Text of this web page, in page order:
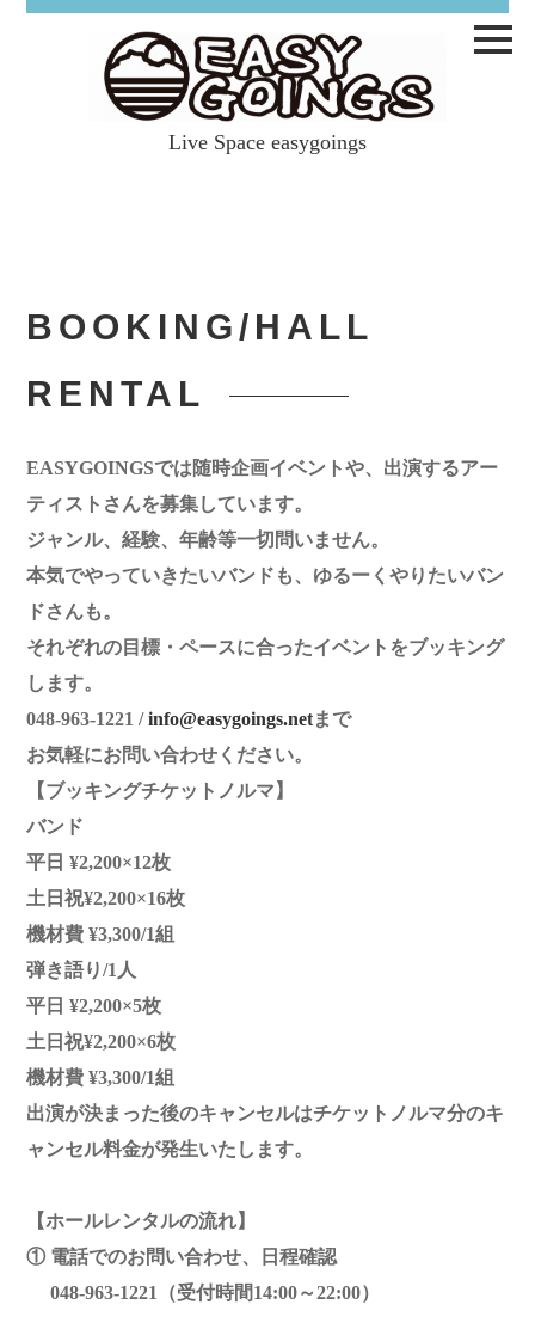
Live Space easygoings
BOOKING/HALL
RENTAL
EASYGOINGSでは随時企画イベントや、出演するアー
ティストさんを募集しています。
ジャンル、経験、年齢等一切問いません。
本気でやっていきたいバンドも、ゆるーくやりたいバン
ドさんも。
それぞれの目標・ペースに合ったイベントをブッキング
します。
048-963-1221 /info@easygoings.netまで
お気軽にお問い合わせください。
【ブッキングチケットノルマ】
バンド
平日 ¥2,200×12枚
土日祝¥2,200×16枚
機材費 ¥3,300/1組
弾き語り/1人
平日 ¥2,200×5枚
土日祝¥2,200×6枚
機材費 ¥3,300/1組
出演が決まった後のキャンセルはチケットノルマ分のキ
ャンセル料金が発生いたします。
【ホールレンタルの流れ】
① 電話でのお問い合わせ、日程確認
048-963-1221（受付時間14:00～22:00）